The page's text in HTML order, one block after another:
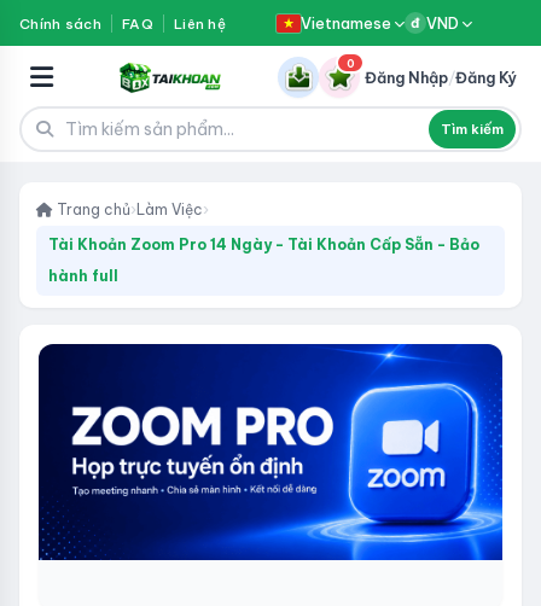
Chính sách FAQ Liên hệ Vietnamese đ VND
Tìm kiếm
0
Đăng Nhập/Đăng Ký
Trang chủ› Làm Việc›
Tài Khoản Zoom Pro 14 Ngày - Tài Khoản Cấp Sẵn - Bảo
hành full